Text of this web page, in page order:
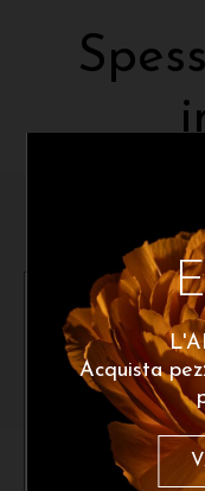
Graziano Gaddi
Acquista
Iscriviti